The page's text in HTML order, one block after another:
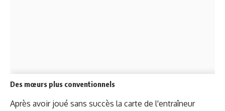
Des mœurs plus conventionnels
Après avoir joué sans succès la carte de l'entraîneur